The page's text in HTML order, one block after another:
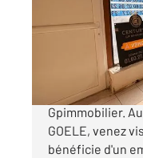
à vendre
124
EN
Gpimmobilier.
GOELE, venez
bénéficie d'un